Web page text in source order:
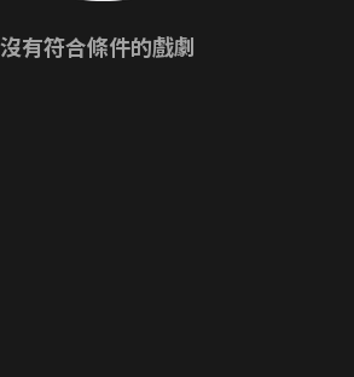
沒有符合條件的戲劇